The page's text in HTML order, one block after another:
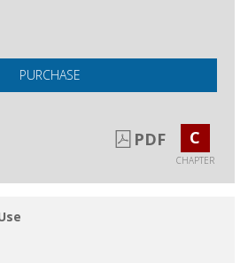
PURCHASE
PDF C
CHAPTER